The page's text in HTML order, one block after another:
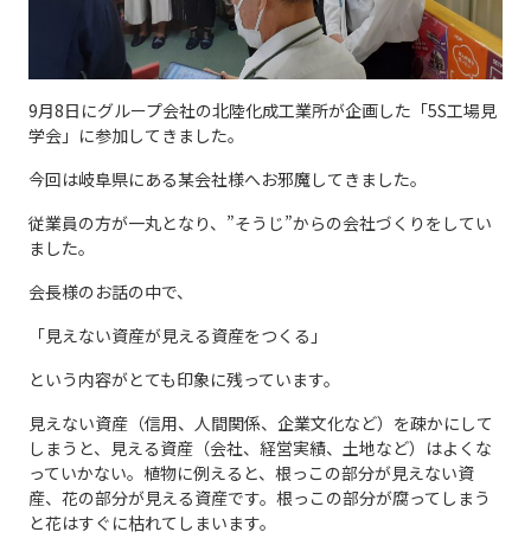
9月8日にグループ会社の北陸化成工業所が企画した「5S工場見
学会」に参加してきました。
今回は岐阜県にある某会社様へお邪魔してきました。
従業員の方が一丸となり、”そうじ”からの会社づくりをしてい
ました。
会長様のお話の中で、
「見えない資産が見える資産をつくる」
という内容がとても印象に残っています。
見えない資産（信用、人間関係、企業文化など）を疎かにして
しまうと、見える資産（会社、経営実績、土地など）はよくな
っていかない。植物に例えると、根っこの部分が見えない資
産、花の部分が見える資産です。根っこの部分が腐ってしまう
と花はすぐに枯れてしまいます。